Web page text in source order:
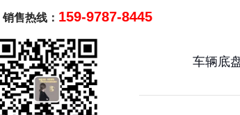
销售热线： 159-9787-8445
车辆底